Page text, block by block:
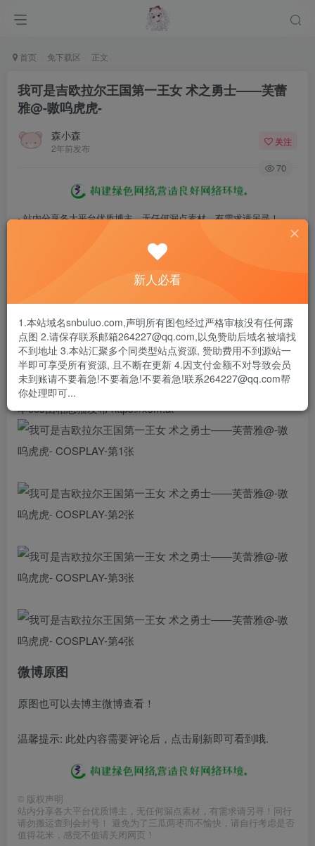
首页 免下载区 正文
我可是吉欧拉尔王国第一王女 术之勇士——芙蕾
雅@-嗷呜虎虎-
森小森
2年前发布
关注
70
- 站内分享各大平台优质博主，无任何漏点素材，有需求请另寻！
- 百度网盘提示提取码错误，请更换浏览器重试，这是百度网盘版本问
- 遇见解压密码不对、无法解压，请查看《解压教程》
- 资源失效/充值未到账/账号解禁...等问题请《提交工单》
#cosplay#
我可是吉欧拉尔王国第一王女
术之勇士——芙蕾雅
本cos由相思猫发布 https://xsm.at
微博原图
原图也可以去博主微博查看！
温馨提示: 此处内容需要评论后，点击刷新即可看到哦.
© 版权声明
站内分享各大平台优质博主，无任何漏点素材，有需求请另寻！同行
请勿搬运查到会封号！ 避免为了三瓜两枣而不愉快，请自行考虑是否
值得花米，感觉不值请关闭网页！
新人必看
1.本站域名snbuluo.com,声明所有图包经过严格审核没有任何露
点图 2.请保存联系邮箱264227@qq.com,以免赞助后域名被墙找
不到地址 3.本站汇聚多个同类型站点资源, 赞助费用不到源站一
半即可享受所有资源, 且不断在更新 4.因支付金额不对导致会员
未到账请不要着急!不要着急!不要着急!联系264227@qq.com帮
你处理即可...